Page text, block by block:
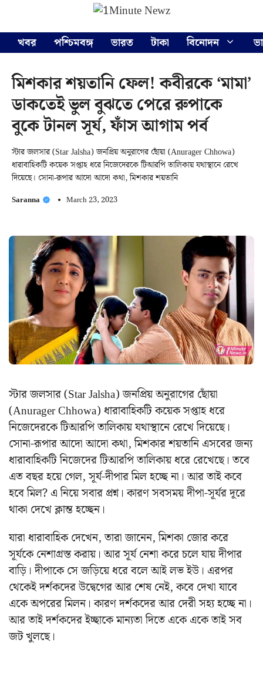
content
খবর
পশ্চিমবঙ্গ ভারত টাকা বিনোদন
মিশকার শয়তানি ফেল! কবীরকে ‘মামা’
ডাকতেই ভুল বুঝতে পেরে রুপাকে
বুকে টানল সূর্য, ফাঁস আগাম পর্ব
স্টার জলসার (Star Jalsha) জনপ্রিয় অনুরাগের ছোঁয়া (Anurager Chhowa)
ধারাবাহিকটি কয়েক সপ্তাহ ধরে নিজেদেরকে টিআরপি তালিকায় যথাস্থানে রেখে
দিয়েছে। সোনা-রূপার আদো আদো কথা, মিশকার শয়তানি
Saranna March 23, 2023
স্টার জলসার (Star Jalsha) জনপ্রিয় অনুরাগের ছোঁয়া
(Anurager Chhowa) ধারাবাহিকটি কয়েক সপ্তাহ ধরে
নিজেদেরকে টিআরপি তালিকায় যথাস্থানে রেখে দিয়েছে।
সোনা-রূপার আদো আদো কথা, মিশকার শয়তানি এসবের জন্য
ধারাবাহিকটি নিজেদের টিআরপি তালিকায় ধরে রেখেছে। তবে
এত বছর হয়ে গেল, সূর্য-দীপার মিল হচ্ছে না। আর তাই কবে
হবে মিল? এ নিয়ে সবার প্রশ্ন। কারণ সবসময় দীপা-সূর্যর দূরে
থাকা দেখে ক্লান্ত হচ্ছেন।
যারা ধারাবাহিক দেখেন, তারা জানেন, মিশকা জোর করে
সূর্যকে নেশাগ্রস্ত করায়। আর সূর্য নেশা করে চলে যায় দীপার
বাড়ি। দীপাকে সে জড়িয়ে ধরে বলে আই লভ ইউ। এরপর
থেকেই দর্শকদের উদ্বেগের আর শেষ নেই, কবে দেখা যাবে
একে অপরের মিলন। কারণ দর্শকদের আর দেরী সহ্য হচ্ছে না।
আর তাই দর্শকদের ইচ্ছাকে মান্যতা দিতে একে একে তাই সব
জট খুলছে।